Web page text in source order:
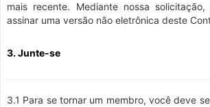
mais recente. Mediante nossa
assinar uma versão não eletrônica deste
3. Junte-se
3.1 Para se tornar um membro, você deve